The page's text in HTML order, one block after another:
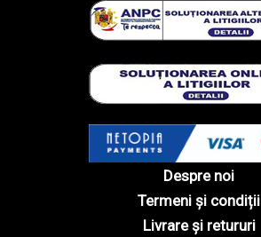
Despre noi
Termeni și condiții
Livrare și retururi